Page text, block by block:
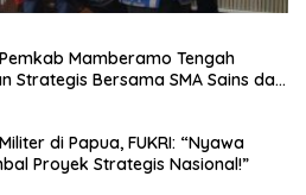
Pemkab Mamberamo Tengah
Strategis Bersama SMA Sains dan
di Papua, FUKRI: “Nyawa
Proyek Strategis Nasional!”